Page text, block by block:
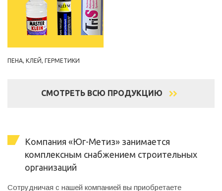
ПЕНА, КЛЕЙ, ГЕРМЕТИКИ
СМОТРЕТЬ ВСЮ ПРОДУКЦИЮ
Компания «Юг-Метиз» занимается
комплексным снабжением строительных
организаций
Сотрудничая с нашей компанией вы приобретаете